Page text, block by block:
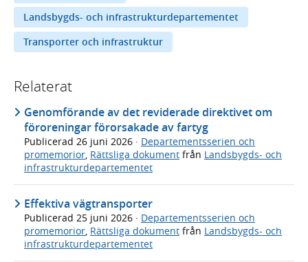
Landsbygds- och infrastrukturdepartementet
Transporter och infrastruktur
Relaterat
Genomförande av det reviderade direktivet om
föroreningar förorsakade av fartyg
Publicerad 26 juni 2026 · Departementsserien och
promemorior, Rättsliga dokument från Landsbygds- och
infrastrukturdepartementet
Effektiva vägtransporter
Publicerad 25 juni 2026 · Departementsserien och
promemorior Rättsliga dokument från Landsbygds- och
infrastrukturdepartementet